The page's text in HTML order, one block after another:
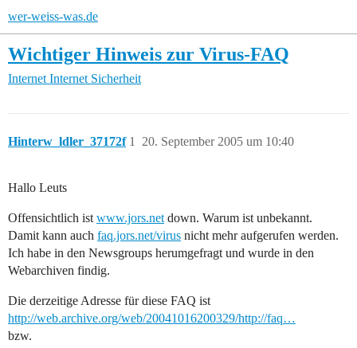
wer-weiss-was.de
Wichtiger Hinweis zur Virus-FAQ
Internet Internet Sicherheit
Hinterw_ldler_37172f 20. September 2005 um 10:40
1
Hallo Leuts
Offensichtlich ist www.jors.net down. Warum ist unbekannt.
Damit kann auch faq.jors.net/virus nicht mehr aufgerufen werden.
Ich habe in den Newsgroups herumgefragt und wurde in den
Webarchiven findig.
Die derzeitige Adresse für diese FAQ ist
http://web.archive.org/web/20041016200329/http://faq…
bzw.